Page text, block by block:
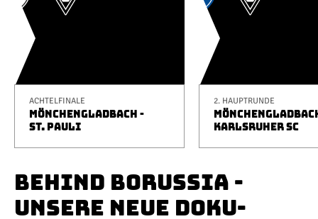
ACHTELFINALE
MÖNCHENGLADBACH -
ST. PAULI
2. HAUPTRUNDE
KARLSRUHER SC
BEHIND BORUSSIA -
UNSERE NEUE DOKU-